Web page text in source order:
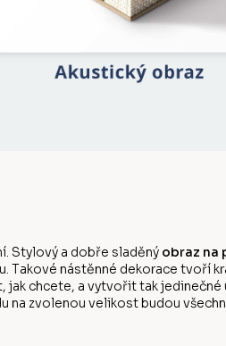
Stylový a dobře sladěný obraz na
nástěnné dekorace tvoří
chcete, a vytvořit tak jedinečné
na zvolenou velikost budou